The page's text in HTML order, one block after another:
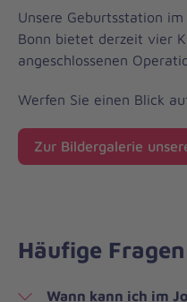
Unsere Geburtsstation
Bonn bietet derzeit vier
angeschlossenen
Werfen Sie einen Blick
Zur Bildergalerie
Häufige
Wann kann ich im